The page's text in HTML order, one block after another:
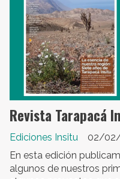
Revista Tarapacá
Ediciones Insitu
02/
En esta edición
algunos de nuestros